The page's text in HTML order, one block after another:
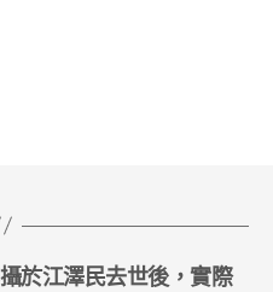
於江澤民去世後，實際